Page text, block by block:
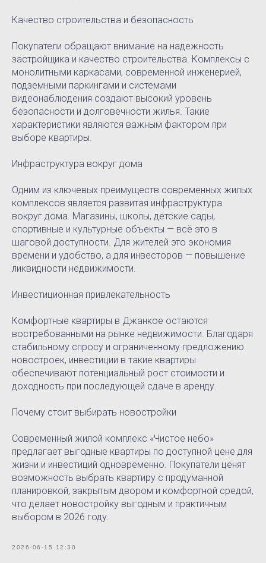
Качество строительства и безопасность
Покупатели обращают внимание на надежность
застройщика и качество строительства. Комплексы с
монолитными каркасами, современной инженерией,
подземными паркингами и системами
видеонаблюдения создают высокий уровень
безопасности и долговечности жилья. Такие
характеристики являются важным фактором при
выборе квартиры.
Инфраструктура вокруг дома
Одним из ключевых преимуществ современных жилых
комплексов является развитая инфраструктура
вокруг дома. Магазины, школы, детские сады,
спортивные и культурные объекты — всё это в
шаговой доступности. Для жителей это экономия
времени и удобство, а для инвесторов — повышение
ликвидности недвижимости.
Инвестиционная привлекательность
Комфортные квартиры в Джанкое остаются
востребованными на рынке недвижимости. Благодаря
стабильному спросу и ограниченному предложению
новостроек, инвестиции в такие квартиры
обеспечивают потенциальный рост стоимости и
доходность при последующей сдаче в аренду.
Почему стоит выбирать новостройки
Современный жилой комплекс «Чистое небо»
предлагает выгодные квартиры по доступной цене для
жизни и инвестиций одновременно. Покупатели ценят
возможность выбрать квартиру с продуманной
планировкой, закрытым двором и комфортной средой,
что делает новостройку выгодным и практичным
выбором в 2026 году.
2026-06-15 12:30